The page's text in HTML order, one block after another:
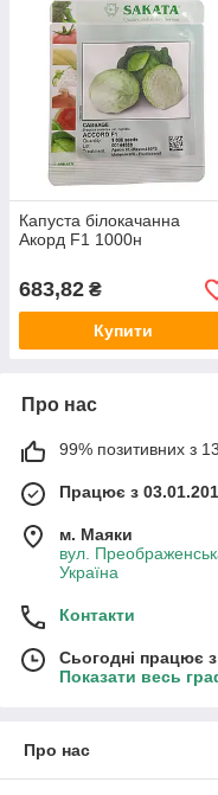
Капуста білокачанна
Акорд F1 1000н
683,82 ₴
Купити
Про нас
99% позитивних з
Працює з
м. Маяки
вул.
Україна
Контакти
Сьогодні працює
Показати весь
Про нас